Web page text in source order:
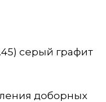
серый графит
доборных